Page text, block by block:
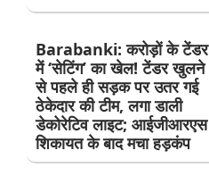
Barabanki: करोड़ों के टेंडर
में ‘सेटिंग’ का खेल! टेंडर खुलने
से पहले ही सड़क पर उतर गई
ठेकेदार की टीम, लगा डाली
डेकोरेटिव लाइट; आईजीआरएस
शिकायत के बाद मचा हड़कंप